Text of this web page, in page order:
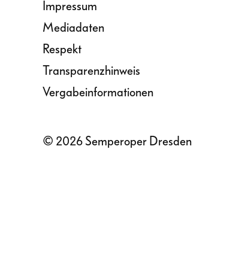
Impressum
Mediadaten
Respekt
Transparenzhinweis
Vergabeinformationen
© 2026 Semperoper Dresden